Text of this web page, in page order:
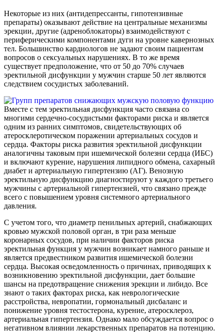
Некоторые из них (антидепрессанты, гипотензивные
препараты) оказывают действие на центральные механизмы
эрекции, другие (адреноблокаторы) взаимодействуют с
периферическими компонентами дуги на уровне кавернозных
тел. Большинство кардиологов не задают своим пациентам
вопросов о сексуальных нарушениях. В то же время
существует предположение, что от 50 до 70% случаев
эректильной дисфункции у мужчин старше 50 лет являются
следствием сосудистых заболеваний.
Вместе с тем эректильная дисфункция часто связана со
многими сердечно-сосудистыми факторами риска и является
одним из ранних симптомов, свидетельствующих об
атеросклеротическом поражении артериальных сосудов и
сердца. Факторы риска развития эректильной дисфункции
аналогичны таковым при ишемической болезни сердца (ИБС)
и включают курение, нарушения липидного обмена, сахарный
диабет и артериальную гипертензию (АГ). Венозную
эректильную дисфункцию диагностируют у каждого третьего
мужчины с артериальной гипертензией, что связано прежде
всего с повышением уровня системного артериального
давления.
С учетом того, что диаметр пенильных артерий, снабжающих
кровью мужской половой орган, в три раза меньше
коронарных сосудов, при наличии факторов риска
эректильная функция у мужчин возникает намного раньше и
является предвестником развития ишемической болезни
сердца. Высокая осведомленность о причинах, приводящих к
возникновению эректильной дисфункции, дает большие
шансы на предотвращение снижения эрекции и либидо. Все
знают о таких факторах риска, как неврологические
расстройства, невропатии, гормональный дисбаланс и
понижение уровня тестостерона, курение, атеросклероз,
артериальная гипертензия. Однако мало обсуждается вопрос о
негативном влиянии лекарственных препаратов на потенцию.